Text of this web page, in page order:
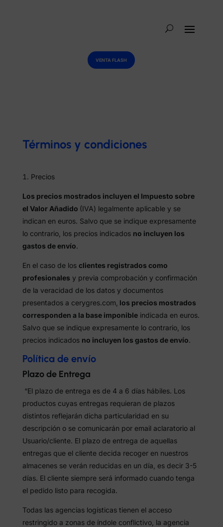
VENTA FLASH
Términos y condiciones
Precios
Los precios mostrados incluyen el Impuesto sobre
el Valor Añadido (IVA) legalmente aplicable y se
indican en euros. Salvo que se indique expresamente
lo contrario, los precios indicados no incluyen los
gastos de envío.
En el caso de los clientes registrados como
profesionales y previa comprobación y confirmación
de la veracidad de los datos y documentos
presentados a cerygres.com, los precios mostrados
corresponden a la base imponibleindicada en euros.
Salvo que se indique expresamente lo contrario, los
precios indicados no incluyen los gastos de envío.
Política de envío
Plazo de Entrega
“El plazo de entrega es de 4 a 6 días hábiles. Los
productos cuyas entregas requieran de plazos
distintos reflejarán dicha particularidad en su
descripción o se comunicarán por email aclaratorio al
Usuario/cliente. El plazo de entrega de aquellas
entregas que el cliente decida recoger en nuestros
almacenes se verán reducidas en un día, es decir 3-5
días. El cliente siempre será informado cuando tenga
el pedido listo para recogida.
Todas las agencias logísticas tienen el acceso
restringido a zonas de índole conflictivo, la agencia